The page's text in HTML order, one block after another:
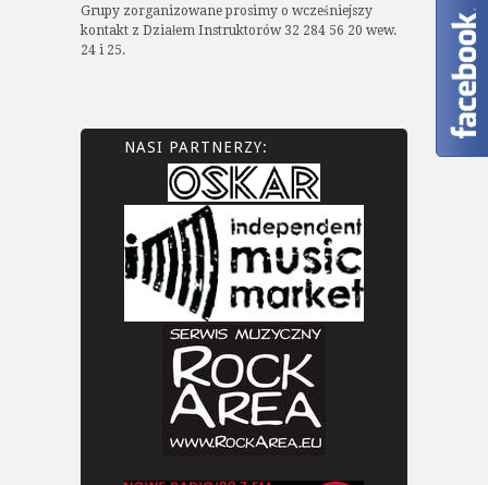
Grupy zorganizowane prosimy o wcześniejszy
kontakt z Działem Instruktorów 32 284 56 20 wew.
24 i 25.
NASI PARTNERZY: